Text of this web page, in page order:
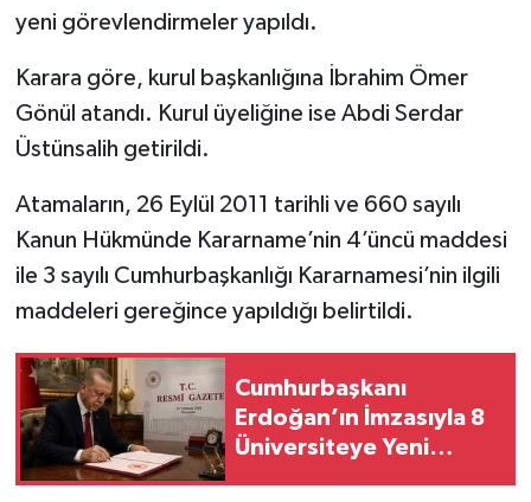
yeni görevlendirmeler yapıldı.
Karara göre, kurul başkanlığına İbrahim Ömer
Gönül atandı. Kurul üyeliğine ise Abdi Serdar
Üstünsalih getirildi.
Atamaların, 26 Eylül 2011 tarihli ve 660 sayılı
Kanun Hükmünde Kararname’nin 4’üncü maddesi
ile 3 sayılı Cumhurbaşkanlığı Kararnamesi’nin ilgili
maddeleri gereğince yapıldığı belirtildi.
Cumhurbaşkanı
Erdoğan’ın İmzasıyla 8
Üniversiteye Yeni